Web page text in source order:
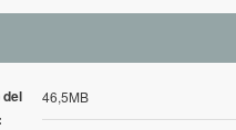
del
46,5MB